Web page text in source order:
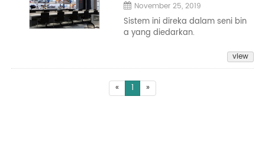
November 25, 2019
Sistem ini direka dalam seni bin
a yang diedarkan.
view
« 1 »